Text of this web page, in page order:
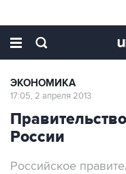
ЭКОНОМИКА
17:05, 2 апреля 2013
России
Российское